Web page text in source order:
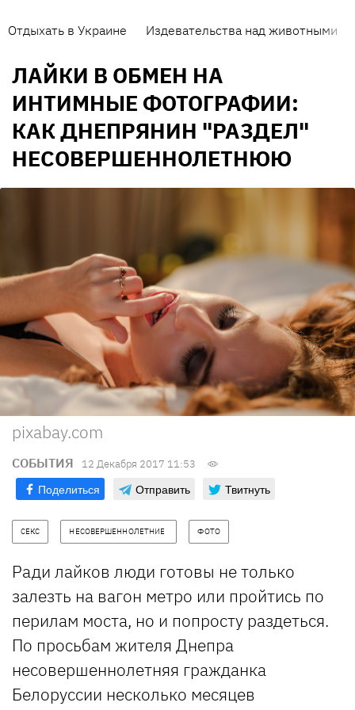
Отдыхать в Украине Издевательства над животными
ЛАЙКИ В ОБМЕН НА
ИНТИМНЫЕ ФОТОГРАФИИ:
КАК ДНЕПРЯНИН "РАЗДЕЛ"
НЕСОВЕРШЕННОЛЕТНЮЮ
pixabay.com
СОБЫТИЯ 12 Декабря 2017 11:53
Поделиться Отправить Твитнуть
СЕКС НЕСОВЕРШЕННОЛЕТНИЕ ФОТО
Ради лайков люди готовы не только
залезть на вагон метро или пройтись по
перилам моста, но и попросту раздеться.
По просьбам жителя Днепра
несовершеннолетняя гражданка
Белоруссии несколько месяцев